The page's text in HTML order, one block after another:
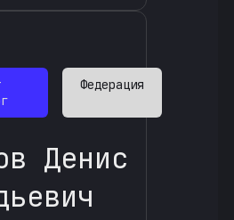
Федерация
Денис